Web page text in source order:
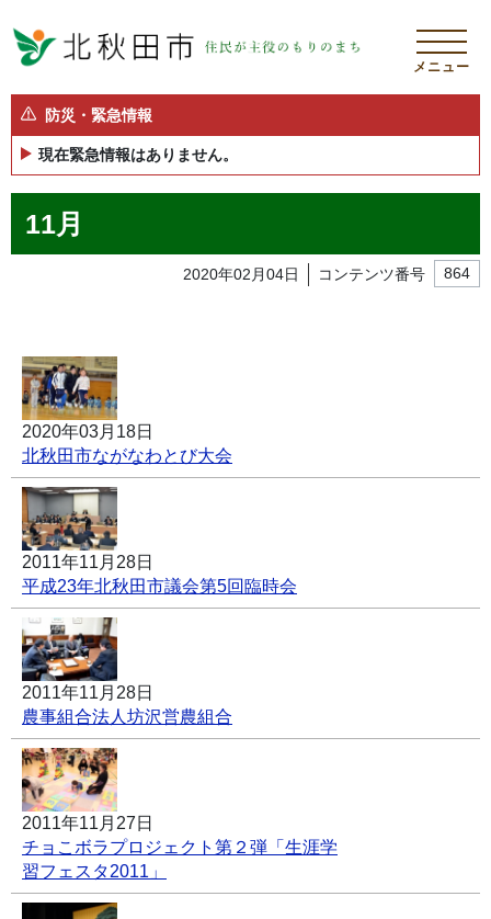
メニュー
防災・緊急情報
現在緊急情報はありません。
11月
2020年02月04日 コンテンツ番号 864
2020年03月18日
北秋田市ながなわとび大会
2011年11月28日
平成23年北秋田市議会第5回臨時会
2011年11月28日
農事組合法人坊沢営農組合
2011年11月27日
チョこボラプロジェクト第２弾「生涯学
習フェスタ2011」